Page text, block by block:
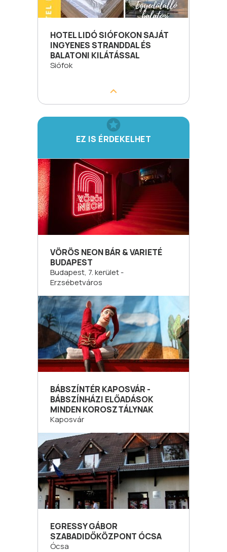
HOTEL LIDÓ SIÓFOKON SAJÁT
INGYENES STRANDDAL ÉS
BALATONI KILÁTÁSSAL
Siófok
EZ IS ÉRDEKELHET
VÖRÖS NEON BÁR & VARIETÉ
BUDAPEST
Budapest, 7. kerület -
Erzsébetváros
BÁBSZÍNTÉR KAPOSVÁR -
BÁBSZÍNHÁZI ELŐADÁSOK
MINDEN KOROSZTÁLYNAK
Kaposvár
EGRESSY GÁBOR
SZABADIDŐKÖZPONT ÓCSA
Ócsa